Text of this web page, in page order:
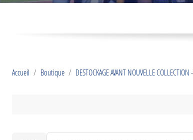
Accueil Boutique DESTOCKAGE AVANT NOUVELLE